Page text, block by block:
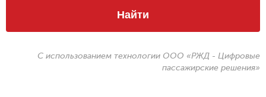
Найти
С использованием технологии ООО «РЖД - Цифровые
пассажирские решения»